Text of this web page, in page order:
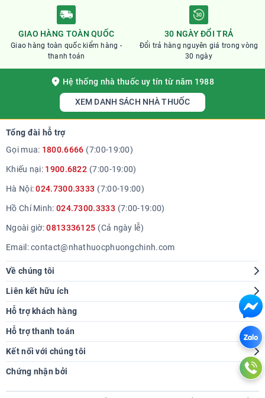
GIAO HÀNG TOÀN QUỐC
Giao hàng toàn quốc kiểm hàng -
thanh toán
30 NGÀY ĐỔI TRẢ
Đổi trả hàng nguyên giá trong vòng
30 ngày
Hệ thống nhà thuốc uy tín từ năm 1988
XEM DANH SÁCH NHÀ THUỐC
Tổng đài hỗ trợ
Gọi mua: 1800.6666 (7:00-19:00)
Khiếu nại: 1900.6822 (7:00-19:00)
Hà Nội:024.7300.3333 (7:00-19:00)
Hồ Chí Minh: 024.7300.3333 (7:00-19:00)
Ngoài giờ:0813336125 (Cả ngày lễ)
Email:contact@nhathuocphuongchinh.com
Về chúng tôi
Giới thiệu
Hệ thống cửa hàng
Báo chí nói về chúng tôi
Thông tin tuyển dụng
Liên hệ hợp tác
Liên kết hữu ích
Tra cứu bệnh
Góc sức khoẻ
Hỗ trợ khách hàng
Hướng dẫn mua hàng
Chính sách giao hàng
Chính sách thanh toán
Chính sách tích điểm
Chính sách bảo hành đổi trả
Hỗ trợ thanh toán
Kết nối với chúng tôi
Chứng nhận bởi